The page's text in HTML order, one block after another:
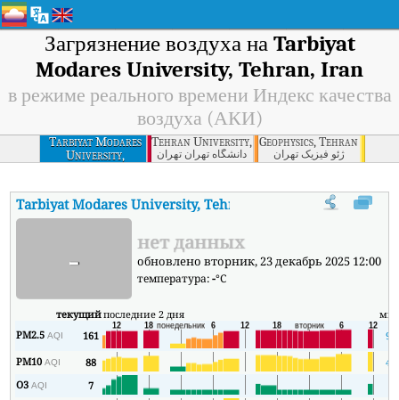
Загрязнение воздуха на Tarbiyat
Modares University, Tehran, Iran
в режиме реального времени Индекс качества
воздуха (АКИ)
Tarbiyat Modares
University,
Tehran, Iran
Tehran University, Tehran
دانشگاه تهران تهران
Geophysics, Tehran
ژئو فیزیک تهران
Tarbiyat Modares University, Tehran, Iran :В режиме
- нет данных
обновлено вторник, 23 декабрь 2025 12:00
температура:-°C
текущийпоследние 2 дня
PM2.5AQI 161
90
PM10AQI 88
47
O3AQI 7